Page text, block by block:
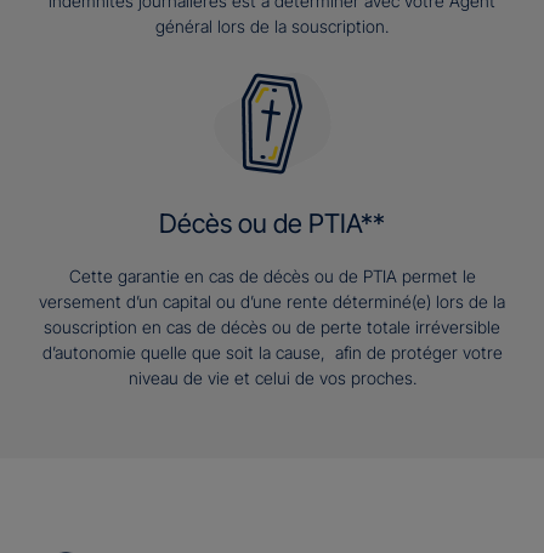
général lors de la souscription.
Décès ou de PTIA**
Cette garantie en cas de décès ou de PTIA permet le
versement d’un capital ou d’une rente déterminé(e) lors de la
souscription en cas de décès ou de perte totale irréversible
d’autonomie quelle que soit la cause, afin de protéger votre
niveau de vie et celui de vos proches.